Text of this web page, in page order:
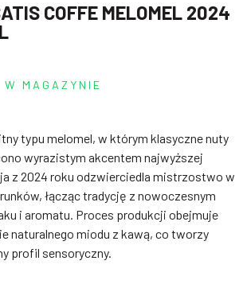
COFFE MELOMEL 2024
W MAGAZYNIE
typu melomel, w którym klasyczne nuty
wyrazistym akcentem najwyższej
z 2024 roku odzwierciedla mistrzostwo w
łącząc tradycję z nowoczesnym
i aromatu. Proces produkcji obejmuje
naturalnego miodu z kawą, co tworzy
profil sensoryczny.